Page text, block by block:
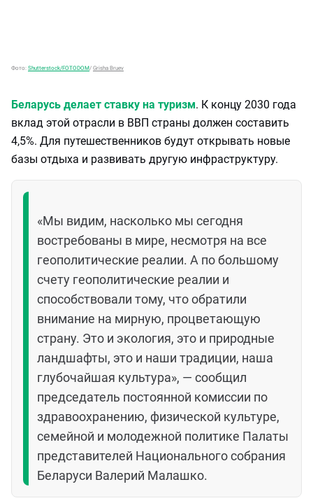
Фото: Shutterstock/FOTODOM/ Grisha Bruev
Беларусь делает ставку на туризм. К концу 2030 года
вклад этой отрасли в ВВП страны должен составить
4,5%. Для путешественников будут открывать новые
базы отдыха и развивать другую инфраструктуру.
«Мы видим, насколько мы сегодня
востребованы в мире, несмотря на все
геополитические реалии. А по большому
счету геополитические реалии и
способствовали тому, что обратили
внимание на мирную, процветающую
страну. Это и экология, это и природные
ландшафты, это и наши традиции, наша
глубочайшая культура», — сообщил
председатель постоянной комиссии по
здравоохранению, физической культуре,
семейной и молодежной политике Палаты
представителей Национального собрания
Беларуси Валерий Малашко.